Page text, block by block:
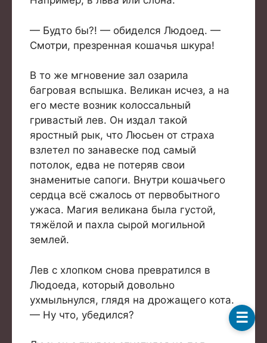
— Будто бы?! — обиделся Людоед. —
Смотри, презренная кошачья шкура!
В то же мгновение зал озарила
багровая вспышка. Великан исчез, а на
его месте возник колоссальный
гривастый лев. Он издал такой
яростный рык, что Люсьен от страха
взлетел по занавеске под самый
потолок, едва не потеряв свои
знаменитые сапоги. Внутри кошачьего
сердца всё сжалось от первобытного
ужаса. Магия великана была густой,
тяжёлой и пахла сырой могильной
землей.
Лев с хлопком снова превратился в
Людоеда, который довольно
ухмыльнулся, глядя на дрожащего кота.
— Ну что, убедился?
Товар добавлен в корзину. Оформить заказ☰